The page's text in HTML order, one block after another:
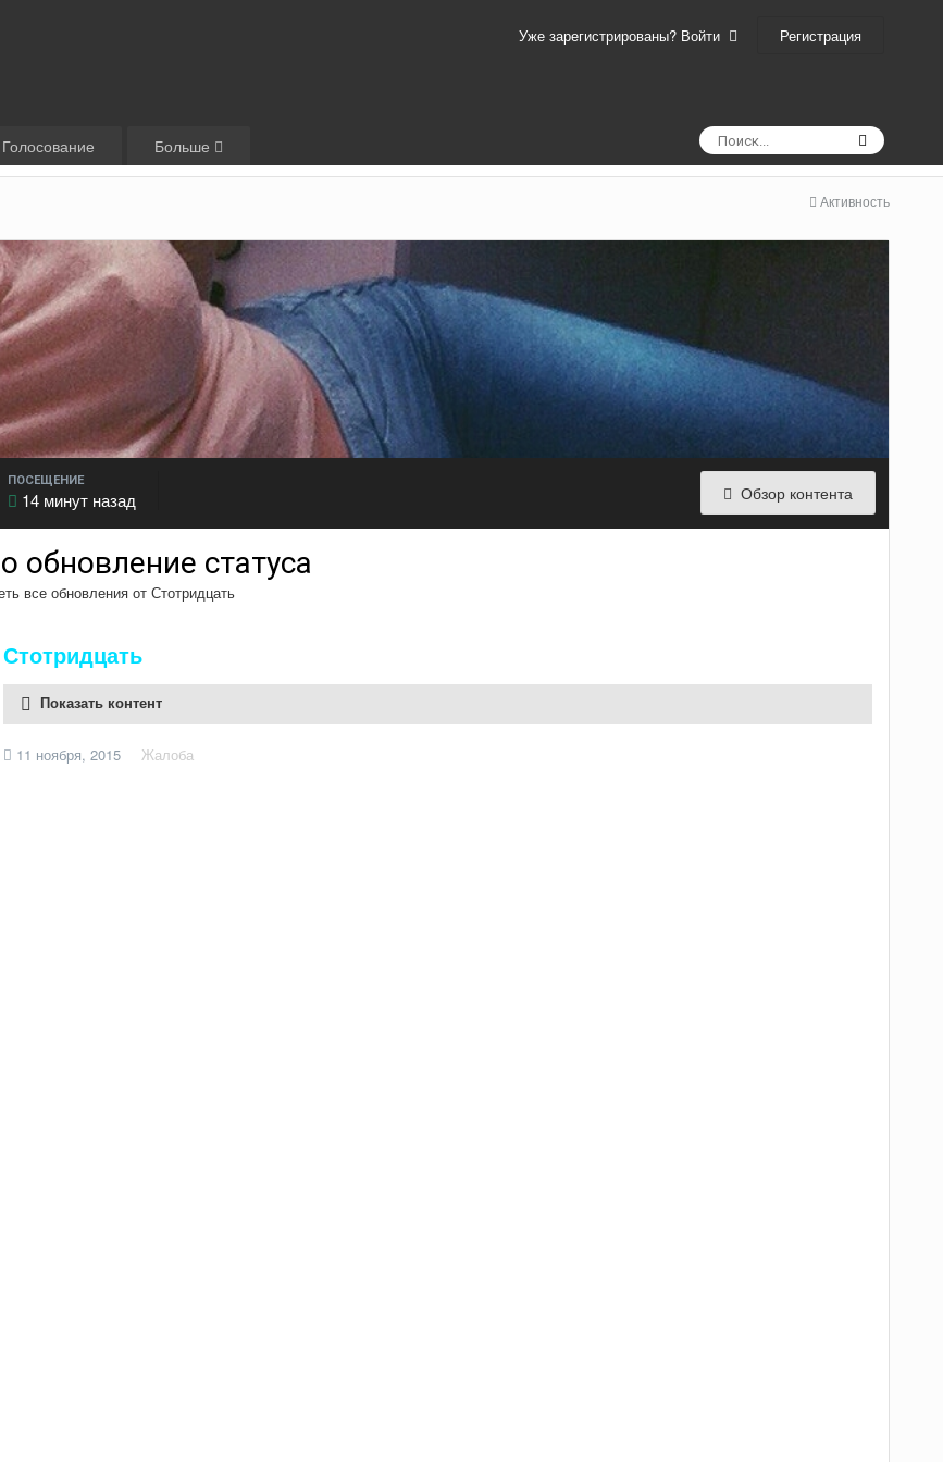
Уже зарегистрированы? Войти Регистрация
Голосование Больше
Активность
Обзор контента
ПОСЕЩЕНИЕ
14 минут назад
обновление статуса
все обновления от Стотридцать
Стотридцать
Показать контент
11 ноября, 2015 Жалоба